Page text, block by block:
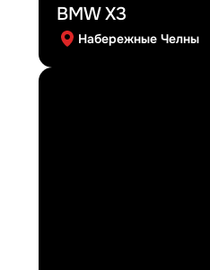
BMW X3
Набережные Челны